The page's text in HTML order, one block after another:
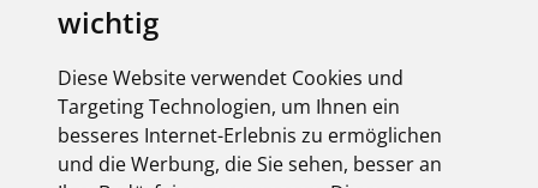
wichtig
Diese Website verwendet Cookies und
Targeting Technologien, um Ihnen ein
besseres Internet-Erlebnis zu ermöglichen
und die Werbung, die Sie sehen, besser an